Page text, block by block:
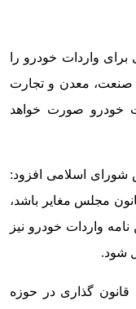
واردات خودرو را
صنعت، معدن و تجارت
خودرو صورت خواهد
اسلامی افزود:
مجلس مغایر باشد،
واردات خودرو نیز
شود.
گذاری در حوزه